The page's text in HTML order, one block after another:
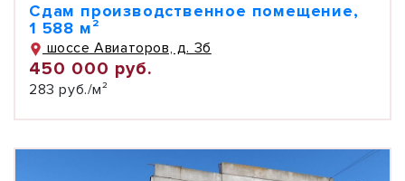
Сдам производственное помещение,
1 588 м²
шоссе Авиаторов, д. 3б
450 000 руб.
283 руб./м²